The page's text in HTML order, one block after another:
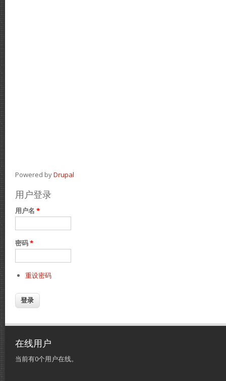
Powered byDrupal
用户登录
用户名 *
密码*
重设密码
在线用户
当前有0个用户在线。